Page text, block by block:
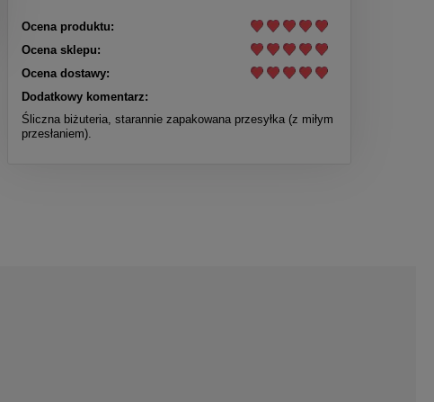
Ocena produktu:
Ocena sklepu:
Ocena dostawy:
Dodatkowy komentarz:
Śliczna biżuteria, starannie zapakowana przesyłka (z miłym
przesłaniem).